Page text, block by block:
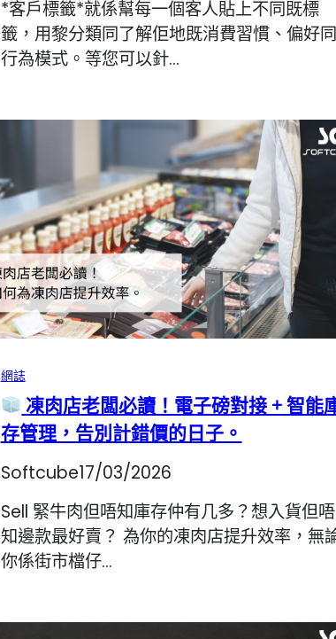
*客戶標籤*就係幫每一個客人貼上不同既標
籤，用黎分類同了解佢地既消費習慣、偏好同
行為模式。等您可以針…
網誌
凍肉店老闆必讀！電子磅對接 + 智能
存管理，告別計錯價的日子。
Softcube17/03/2026
Sell 緊牛肉但唔知庫存仲有几多？想入貨但唔
知邊款最好賣？ 為你的凍肉店提升效率，無
你係街市檔仔…